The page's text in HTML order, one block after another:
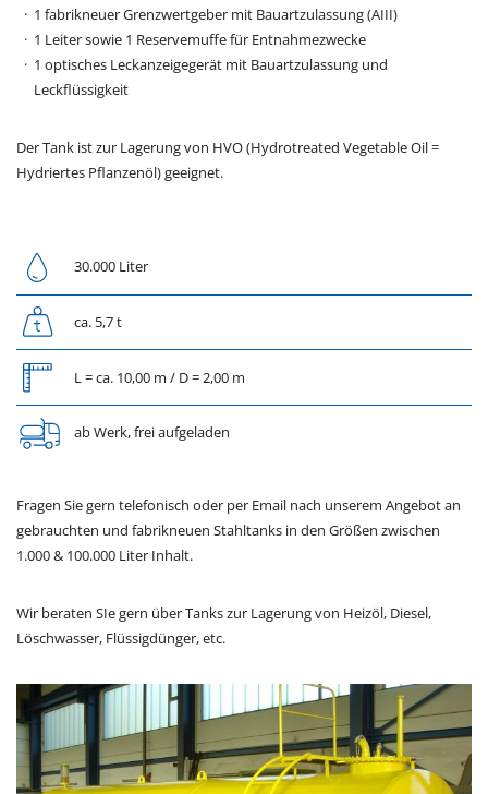
1 fabrikneuer Grenzwertgeber mit Bauartzulassung (AIII)
1 Leiter sowie 1 Reservemuffe für Entnahmezwecke
1 optisches Leckanzeigegerät mit Bauartzulassung und
Leckflüssigkeit
Der Tank ist zur Lagerung von HVO (Hydrotreated Vegetable Oil =
Hydriertes Pflanzenöl) geeignet.
30.000 Liter
ca. 5,7 t
L = ca. 10,00 m / D = 2,00 m
ab Werk, frei aufgeladen
Fragen Sie gern telefonisch oder per Email nach unserem Angebot an
gebrauchten und fabrikneuen Stahltanks in den Größen zwischen
1.000 & 100.000 Liter Inhalt.
Wir beraten SIe gern über Tanks zur Lagerung von Heizöl, Diesel,
Löschwasser, Flüssigdünger, etc.